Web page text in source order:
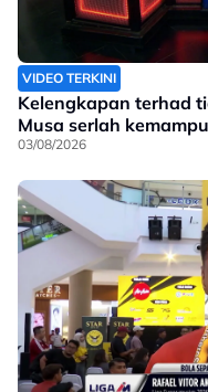
VIDEO TERKINI
Kelengkapan terhad
Musa serlah
03/08/2026